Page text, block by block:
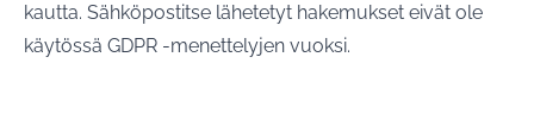
kautta. Sähköpostitse lähetetyt hakemukset eivät ole
käytössä GDPR -menettelyjen vuoksi.